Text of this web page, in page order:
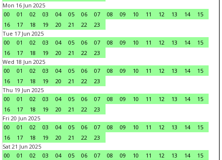
Mon 16 Jun 2025
00
01 02 03 04 05 06 07 08 09 10 11 12 13 14
15
16
17 18 19 20 21 22
23
Tue 17 Jun 2025
00
01 02 03 04 05 06 07 08 09 10 11 12 13 14
15
16
17 18 19 20 21 22
23
Wed 18 Jun 2025
00
01 02 03 04 05 06 07 08 09 10 11 12 13 14
15
16
17 18 19 20 21 22
23
Thu 19 Jun 2025
00
01 02 03 04 05 06 07 08 09 10 11 12 13 14
15
16
17 18 19 20 21 22
23
Fri 20 Jun 2025
00
01 02 03 04 05 06 07 08 09 10 11 12 13 14
15
16
17 18 19 20 21 22
23
Sat 21 Jun 2025
00
01 02 03 04 05 06 07 08 09 10 11 12 13 14
15